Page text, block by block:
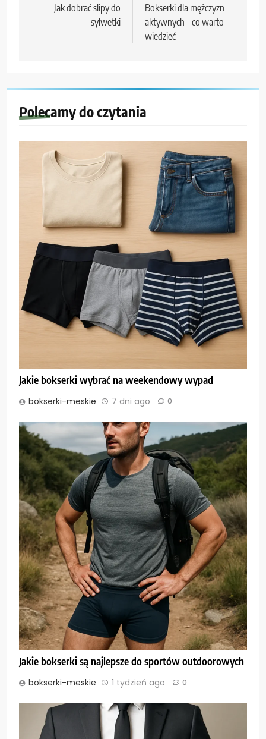
wpisuJak dobrać slipy do
sylwetki
Bokserki dla mężczyzn
aktywnych – co warto
wiedzieć
Polecamy do czytania
Jakie bokserki wybrać na weekendowy wypad
bokserki-meskie 7 dni ago 0
Jakie bokserki są najlepsze do sportów outdoorowych
bokserki-meskie 1 tydzień ago 0